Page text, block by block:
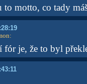
to motto, co tady
:
fór je, že to byl